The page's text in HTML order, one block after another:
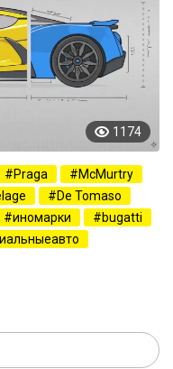
1174
Praga
McMurtry
De Tomaso
иномарки
bugatti